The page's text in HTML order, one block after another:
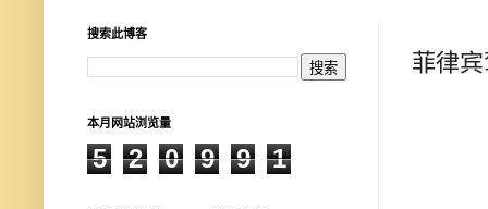
菲律
搜索此博客
本月网站浏览量
5 2 0 9 9 1